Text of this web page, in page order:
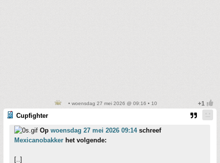
• woensdag 27 mei 2026 @ 09:16 • 10
Cupfighter
Op woensdag 27 mei 2026 09:14schreef
Mexicanobakker het volgende:
[..]